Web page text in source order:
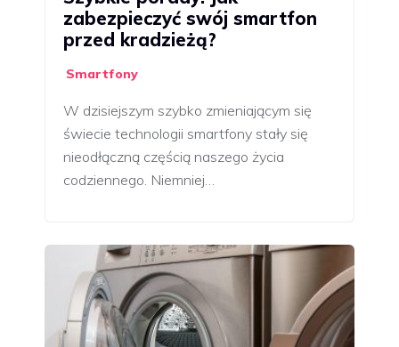
zabezpieczyć swój smartfon
przed kradzieżą?
Smartfony
W dzisiejszym szybko zmieniającym się
świecie technologii smartfony stały się
nieodłączną częścią naszego życia
codziennego. Niemniej…